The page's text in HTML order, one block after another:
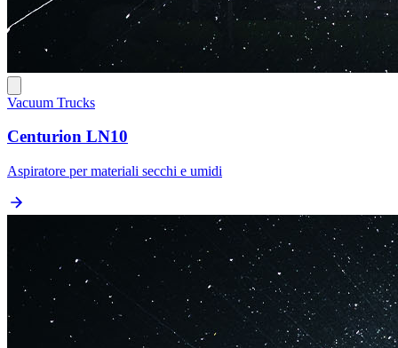
Vacuum Trucks
Centurion LN10
Aspiratore per materiali secchi e umidi